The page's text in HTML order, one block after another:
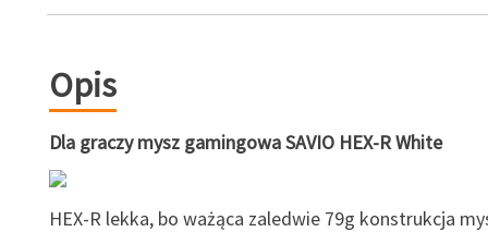
Opis
Dla graczy mysz gamingowa SAVIO HEX-R White
HEX-R lekka, bo ważąca zaledwie 79g konstrukcja